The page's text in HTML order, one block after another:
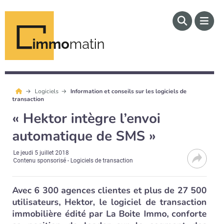
immomatin
Logiciels
Information et conseils sur les logiciels de
transaction
« Hektor intègre l’envoi
automatique de SMS »
Lejeudi 5 juillet 2018
Contenu sponsorisé - Logiciels de transaction
Avec 6 300 agences clientes et plus de 27 500
utilisateurs, Hektor, le logiciel de transaction
immobilière édité par La Boite Immo, conforte